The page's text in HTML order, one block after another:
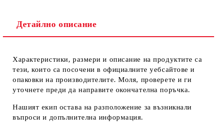
Детайлно описание
Характеристики, размери и описание на продуктите са
тези, които са посочени в официалните уебсайтове и
опаковки на производителите. Моля, проверете и ги
уточнете преди да направите окончателна поръчка.
Нашият екип остава на разположение за възникнали
въпроси и допълнителна информация.